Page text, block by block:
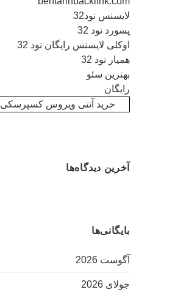
لایسنس نود32
پسورد نود 32
اوکلی لایسنس رایگان نود 32
همیار نود 32
بهترین سئو
رایگان
خرید آنتی ویروس کسپرسکی
آخرین دیدگاه‌ها
بایگانی‌ها
آگوست 2026
جولای 2026